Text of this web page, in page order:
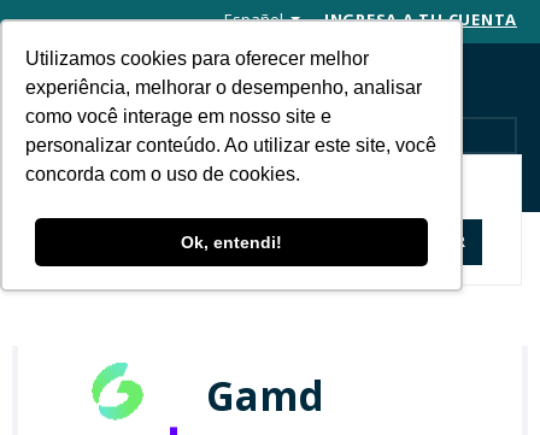
Utilizamos cookies para oferecer melhor
experiência, melhorar o desempenho, analisar
como você interage em nosso site e
personalizar conteúdo. Ao utilizar este site, você
concorda com o uso de cookies.
Ok, entendi!
Español INGRESA A TU CUENTA
MENU
Gamd